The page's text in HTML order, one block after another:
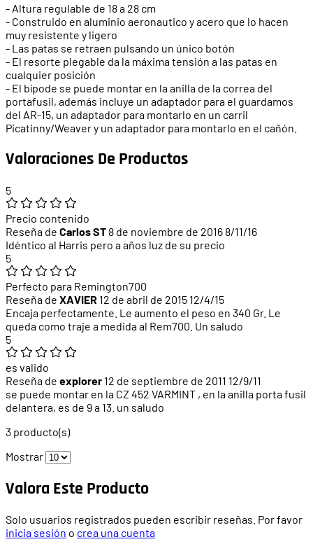
- Altura regulable de 18 a 28 cm
- Construido en aluminio aeronautico y acero que lo hacen
muy resistente y ligero
- Las patas se retraen pulsando un único botón
- El resorte plegable da la máxima tensión a las patas en
cualquier posición
- El bípode se puede montar en la anilla de la correa del
portafusil, además incluye un adaptador para el guardamos
del AR-15, un adaptador para montarlo en un carril
Picatinny/Weaver y un adaptador para montarlo en el cañón.
Valoraciones De Productos
5
Precio contenido
Reseña de Carlos ST 8 de noviembre de 2016 8/11/16
Idéntico al Harris pero a años luz de su precio
5
Perfecto para Remington700
Reseña de XAVIER 12 de abril de 2015 12/4/15
Encaja perfectamente. Le aumento el peso en 340 Gr. Le
queda como traje a medida al Rem700. Un saludo
5
es valido
Reseña de explorer 12 de septiembre de 2011 12/9/11
se puede montar en la CZ 452 VARMINT , en la anilla porta fusil
delantera, es de 9 a 13. un saludo
3 producto(s)
Mostrar
Valora Este Producto
Solo usuarios registrados pueden escribir reseñas. Por favor
inicia sesión o crea una cuenta